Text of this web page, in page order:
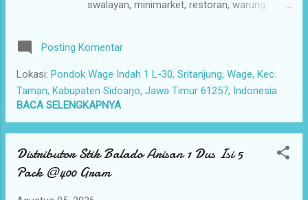
yang terlalu tinggi juga membuat margin
bisnis camilan, selisih harga grosir yang lebih
swalayan, minimarket, restoran, warung
benar-benar terpercaya sering kali menjadi
tantangan tersendiri. Tidak sedikit pelaku
usaha yang mengalami masalah seperti
kualitas produk yang tidak konsisten, stok
yang sering kosong, harga yang kurang
kompetitif, hingga pengiriman yang lambat.
Kondisi seperti ini tentu dapat menghambat
perkembangan usaha. Ketika pelanggan
Posting Komentar
Lokasi: Pondok Wage Indah 1 L-30, Sritanjung, Wage, Kec.
Taman, Kabupaten Sidoarjo, Jawa Timur 61257, Indonesia
BACA SELENGKAPNYA
Distributor Stik Balado Arisan 1 Dus Isi 5
Pack @400 Gram